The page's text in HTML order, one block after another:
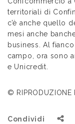
territoriali di
c’è anche quello
mesi anche
business. Al
campo, ora sono
e Unicredit.
© RIPRODUZIONE
Condividi